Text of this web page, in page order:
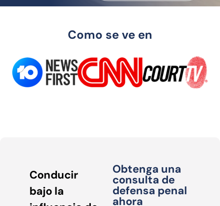
Como se ve en
Conducir
bajo la
Obtenga una
consulta de
defensa penal
ahora